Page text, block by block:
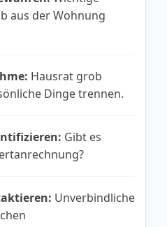
aus der Wohnung
Hausrat grob
Dinge trennen.
Gibt es
Unverbindliche